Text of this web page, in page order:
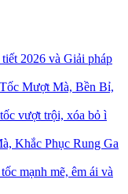
2026 và Giải pháp
Mượt Mà, Bền Bỉ,
vượt trội, xóa bỏ ì
Khắc Phục Rung Ga
mạnh mẽ, êm ái và